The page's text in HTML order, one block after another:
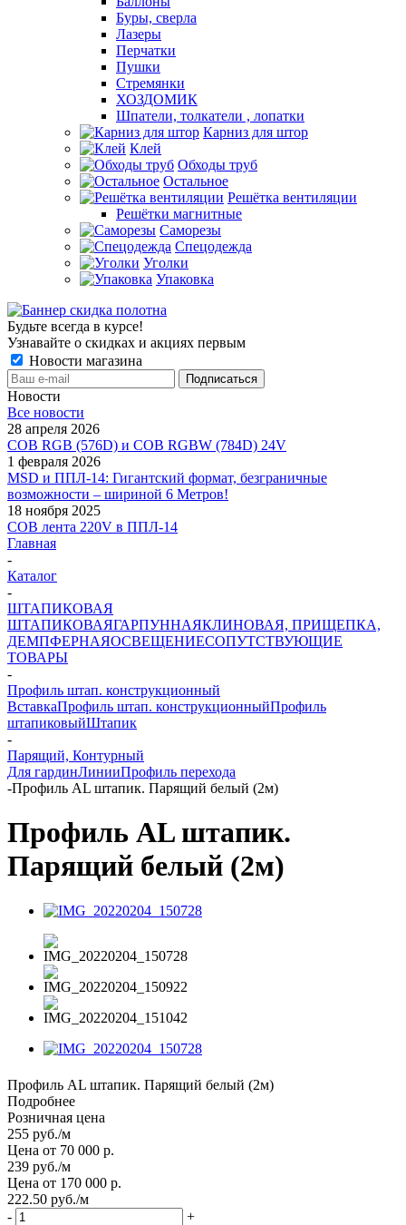
Буры, сверла
Лазеры
Перчатки
Пушки
Стремянки
ХОЗДОМИК
Шпатели, толкатели , лопатки
Карниз для штор
Клей
Обходы труб
Остальное
Решётка вентиляции
Решётки магнитные
Саморезы
Спецодежда
Уголки
Упаковка
Будьте всегда в курсе!
Узнавайте о скидках и акциях первым
Новости магазина
Новости
Все новости
28 апреля 2026
COB RGB (576D) и COB RGBW (784D) 24V
1 февраля 2026
MSD и ППЛ-14: Гигантский формат, безграничные
возможности – шириной 6 Метров!
18 ноября 2025
COB лента 220V в ППЛ-14
Главная
-
Каталог
-
ШТАПИКОВАЯ
ШТАПИКОВАЯГАРПУННАЯКЛИНОВАЯ, ПРИЩЕПКА,
ДЕМПФЕРНАЯОСВЕЩЕНИЕСОПУТСТВУЮЩИЕ
ТОВАРЫ
-
Профиль штап. конструкционный
ВставкаПрофиль штап. конструкционныйПрофиль
штапиковыйШтапик
-
Парящий, Контурный
Для гардинЛинииПрофиль перехода
-Профиль AL штапик. Парящий белый (2м)
Профиль AL штапик.
Парящий белый (2м)
Профиль AL штапик. Парящий белый (2м)
Подробнее
Розничная цена
255 руб./м
Цена от 70 000 р.
239 руб./м
Цена от 170 000 р.
222.50 руб./м
-
+